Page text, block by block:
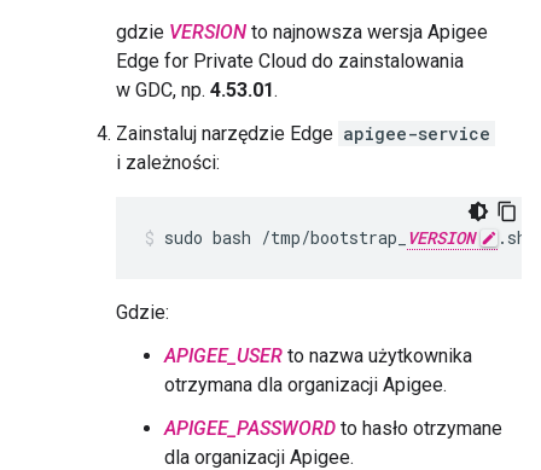
gdzie VERSION to najnowsza wersja Apigee
Edge for Private Cloud do zainstalowania
w GDC, np. 4.53.01.
Zainstaluj narzędzie Edge apigee-service
i zależności:
sudo bash /tmp/bootstrap_ VERSION .sh
Gdzie:
APIGEE_USER to nazwa użytkownika
otrzymana dla organizacji Apigee.
APIGEE_PASSWORD to hasło otrzymane
dla organizacji Apigee.